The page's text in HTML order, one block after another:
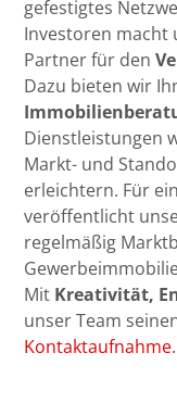
gefestigtes
Investoren macht
Partner für den
Dazu bieten wir
Dienstleistungen
Markt- und
erleichtern. Für
veröffentlicht
regelmäßig
Mit Kreativität,
unser Team
Kontaktaufnahme.